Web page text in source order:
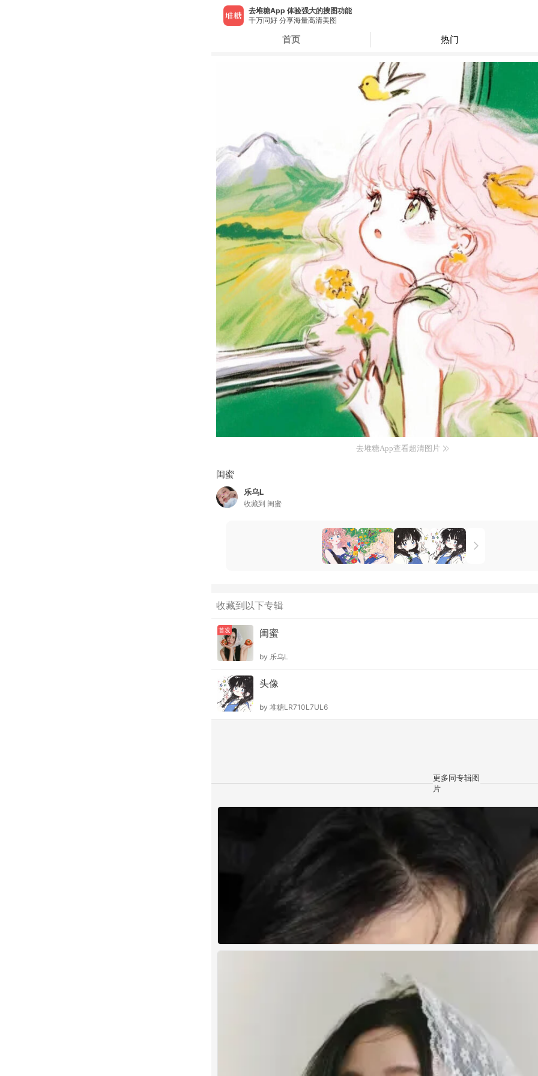
去堆糖App 体验强大的搜图功能
千万同好 分享海量高清美图
首页 热门
去堆糖App查看超清图片
闺蜜
乐乌L
收藏到 闺蜜
收藏到以下专辑
首发 闺蜜
by 乐乌L
头像
by 堆糖LR710L7UL6
更多同专辑图
片